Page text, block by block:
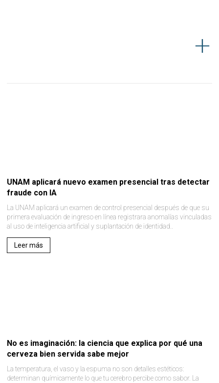
UNAM aplicará nuevo examen presencial tras detectar
fraude con IA
La UNAM aplicará un examen de control presencial después de que su
primera evaluación de ingreso en línea registrara anomalías vinculadas
al uso de inteligencia artificial y suplantación de identidad..
Leer más
No es imaginación: la ciencia que explica por qué una
cerveza bien servida sabe mejor
La temperatura, el vaso y la espuma no son detalles estéticos:
determinan químicamente lo que tu cerebro percibe como sabor. La